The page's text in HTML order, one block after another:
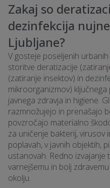
Zakaj so
dezinfekcija
Ljubljane?
V gosteje poseljenih
storitve deratizacije
(zatiranje insektov) in
mikroorganizmov)
javnega zdravja in higiene.
razmnožujejo in prenašajo
povzročajo materialno
za uničenje bakterij, virusov
poplavah, v javnih objektih,
ustanovah. Redno izvajanje
varnejšemu in bolj
okolju.